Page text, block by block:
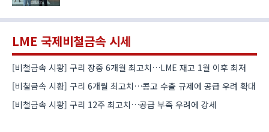
LME 국제비철금속 시세
[비철금속 시황] 구리 장중 6개월 최고치…LME 재고 1월 이후 최저
[비철금속 시황] 구리 6개월 최고치…콩고 수출 규제에 공급 우려 확대
[비철금속 시황] 구리 12주 최고치…공급 부족 우려에 강세